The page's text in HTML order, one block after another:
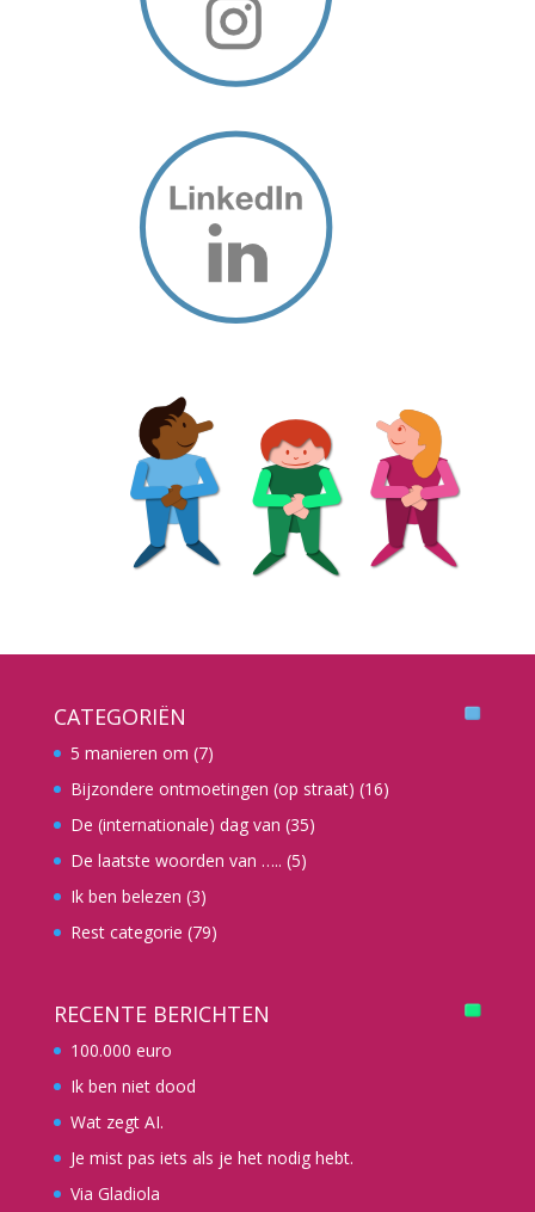
CATEGORIËN
5 manieren om (7)
Bijzondere ontmoetingen (op straat) (16)
De (internationale) dag van (35)
De laatste woorden van ….. (5)
Ik ben belezen (3)
Rest categorie (79)
RECENTE BERICHTEN
100.000 euro
Ik ben niet dood
Wat zegt AI.
Je mist pas iets als je het nodig hebt.
Via Gladiola